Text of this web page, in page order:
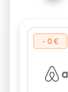
- 0 €